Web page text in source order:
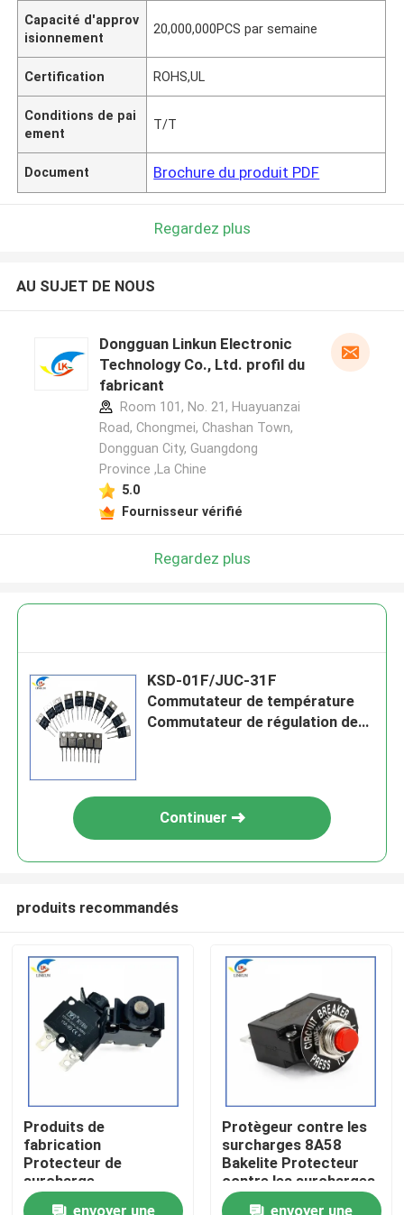
Produits
vidéo
Capacité d'approv
isionnement
20,000,000PCS par semaine
Certification ROHS,UL
Conditions de pai
ement
T/T
Document Brochure du produit PDF
Regardez plus
AU SUJET DE NOUS
Dongguan Linkun Electronic
Technology Co., Ltd. profil du
fabricant
Room 101, No. 21, Huayuanzai
Road, Chongmei, Chashan Town,
Dongguan City, Guangdong
Province ,La Chine
5.0
Fournisseur vérifié
Regardez plus
KSD-01F/JUC-31F
Commutateur de température
Commutateur de régulation de
Continuer
produits recommandés
Produits de
fabrication
Protecteur de
surcharge
d'alimentation 88-15A
envoyer une
Protègeur contre les
surcharges 8A58
Bakelite Protecteur
contre les surcharges
de courant à tête
envoyer une